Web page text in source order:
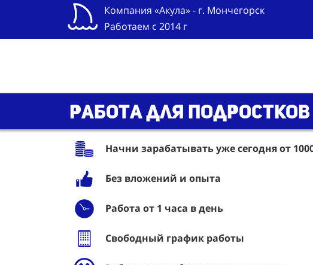
Компания «Акула» - г. Мончегорск
Работаем с 2014 г
Работа для подростков
Начни зарабатывать уже сегодня от
Без вложений и опыта
Работа от 1 часа в день
Свободный график работы